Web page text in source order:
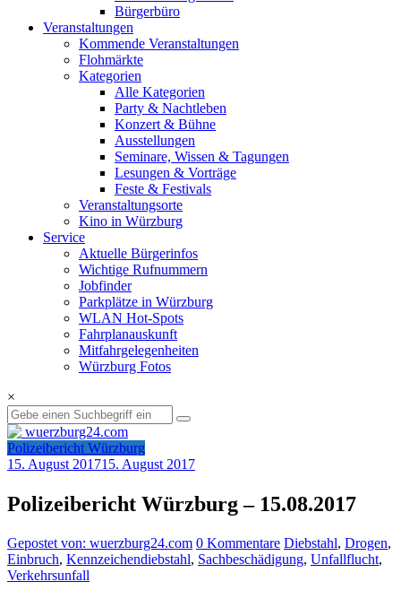
Bürgerbüro
Veranstaltungen
Kommende Veranstaltungen
Flohmärkte
Kategorien
Alle Kategorien
Party & Nachtleben
Konzert & Bühne
Ausstellungen
Seminare, Wissen & Tagungen
Lesungen & Vorträge
Feste & Festivals
Veranstaltungsorte
Kino in Würzburg
Service
Aktuelle Bürgerinfos
Wichtige Rufnummern
Jobfinder
Parkplätze in Würzburg
WLAN Hot-Spots
Fahrplanauskunft
Mitfahrgelegenheiten
Würzburg Fotos
×
Polizeibericht Würzburg
15. August 201715. August 2017
Polizeibericht Würzburg – 15.08.2017
Gepostet von: wuerzburg24.com 0 Kommentare Diebstahl, Drogen,
Einbruch, Kennzeichendiebstahl, Sachbeschädigung, Unfallflucht,
Verkehrsunfall